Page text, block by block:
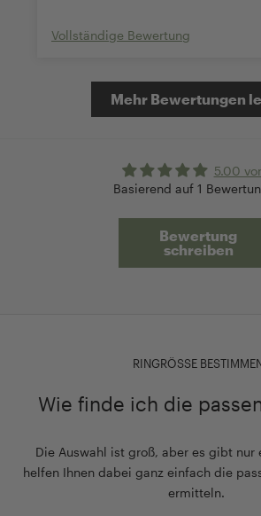
Vollständige Bewertung
Mehr Bewertungen
5.00
Basierend auf 1
Bewertung
schreiben
RINGRÖSSE BESTIMMEN
Wie finde ich die
Die Auswahl ist groß, aber es gibt nur
helfen Ihnen dabei ganz einfach die
ermitteln.